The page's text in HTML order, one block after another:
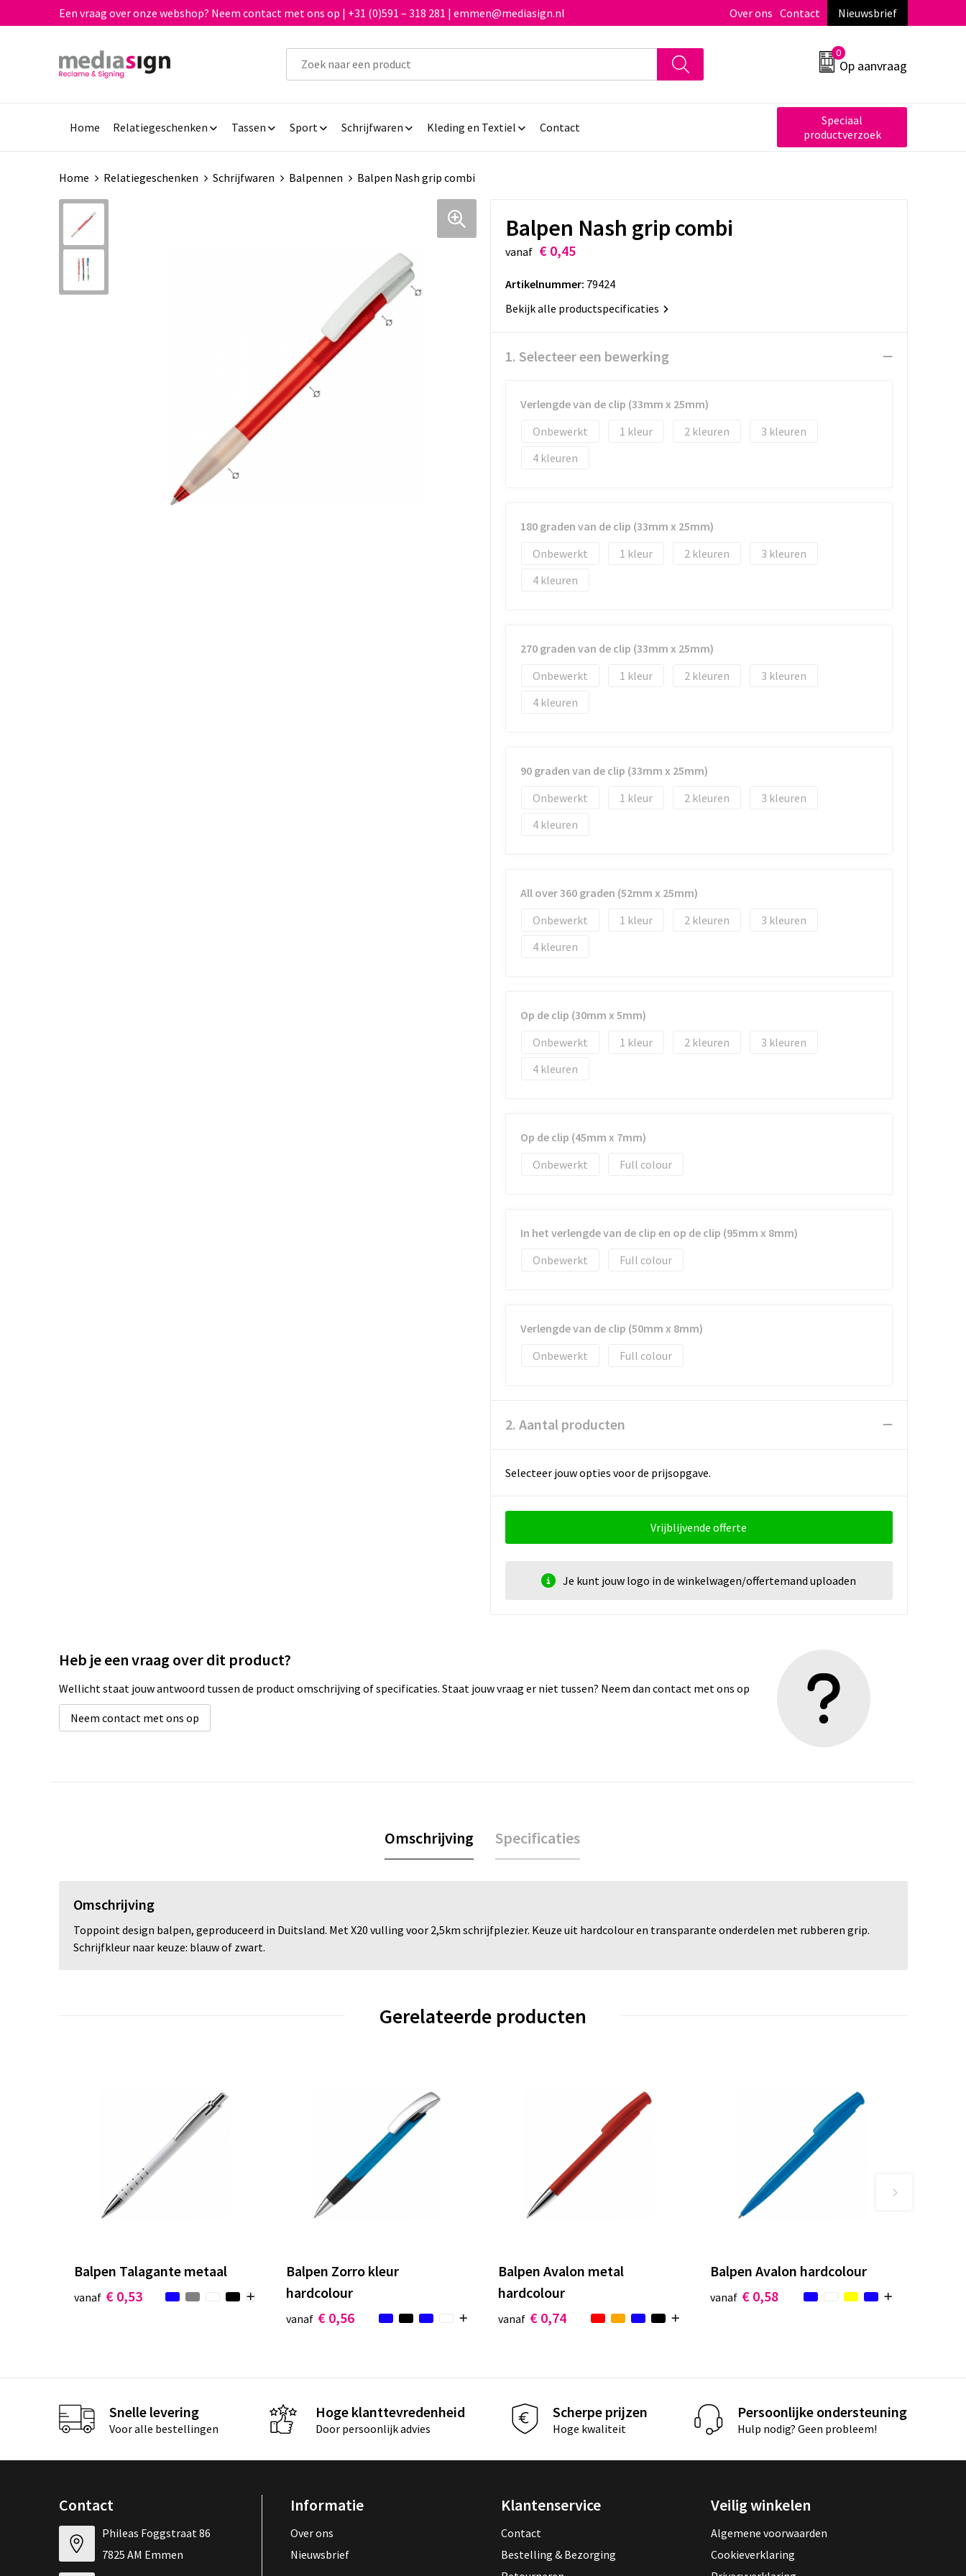
Een vraag over onze webshop? Neem contact met ons op | +31 (0)591 – 318 281 | emmen@mediasign.nl Over ons Contact Nieuwsbrief
0
Op aanvraag
Home Relatiegeschenken Tassen Sport Schrijfwaren Kleding en Textiel Contact
Speciaal
productverzoek
Home Relatiegeschenken Schrijfwaren Balpennen Balpen Nash grip combi
Balpen Nash grip combi
vanaf € 0,45
Artikelnummer: 79424
Bekijk alle productspecificaties
1. Selecteer een bewerking
Verlengde van de clip (33mm x 25mm)
Onbewerkt
1 2
3
4
180 graden van de clip (33mm x 25mm)
Onbewerkt
1 2
3
4
270 graden van de clip (33mm x 25mm)
Onbewerkt
1 2
3
4
90 graden van de clip (33mm x 25mm)
Onbewerkt
1 2
3
4
All over 360 graden (52mm x 25mm)
Onbewerkt
1 2
3
4
Op de clip (30mm x 5mm)
Onbewerkt
1 2
3
4
Op de clip (45mm x 7mm)
Onbewerkt
Full colour
In het verlengde van de clip en op de clip (95mm x 8mm)
Onbewerkt
Full colour
Verlengde van de clip (50mm x 8mm)
Onbewerkt
Full colour
2. Aantal producten
Selecteer jouw opties voor de prijsopgave.
Vrijblijvende offerte
Je kunt jouw logo in de winkelwagen/offertemand uploaden
Heb je een vraag over dit product?
Wellicht staat jouw antwoord tussen de product omschrijving of specificaties. Staat jouw vraag er niet tussen? Neem dan contact met ons op
Neem contact met ons op
Omschrijving Specificaties
Omschrijving
Toppoint design balpen, geproduceerd in Duitsland. Met X20 vulling voor 2,5km schrijfplezier. Keuze uit hardcolour en transparante onderdelen met rubberen grip.
Schrijfkleur naar keuze: blauw of zwart.
Gerelateerde producten
Balpen Talagante metaal
vanaf € 0,53
Balpen Zorro kleur
hardcolour
vanaf € 0,56
Balpen Avalon metal
hardcolour
vanaf € 0,74
Balpen Avalon hardcolour
vanaf € 0,58
Snelle levering
Voor alle bestellingen
Hoge klanttevredenheid
Door persoonlijk advies
Scherpe prijzen
Hoge kwaliteit
Persoonlijke ondersteuning
Hulp nodig? Geen probleem!
Contact
Phileas Foggstraat 86
7825 AM Emmen
Informatie
Over ons
Nieuwsbrief
Klantenservice
Contact
Bestelling & Bezorging
Veilig winkelen
Algemene voorwaarden
Cookieverklaring